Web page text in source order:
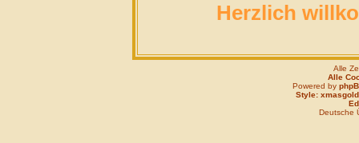
Herzlich
Alle
Alle
Powered by
Style: xmasgold
Deutsche